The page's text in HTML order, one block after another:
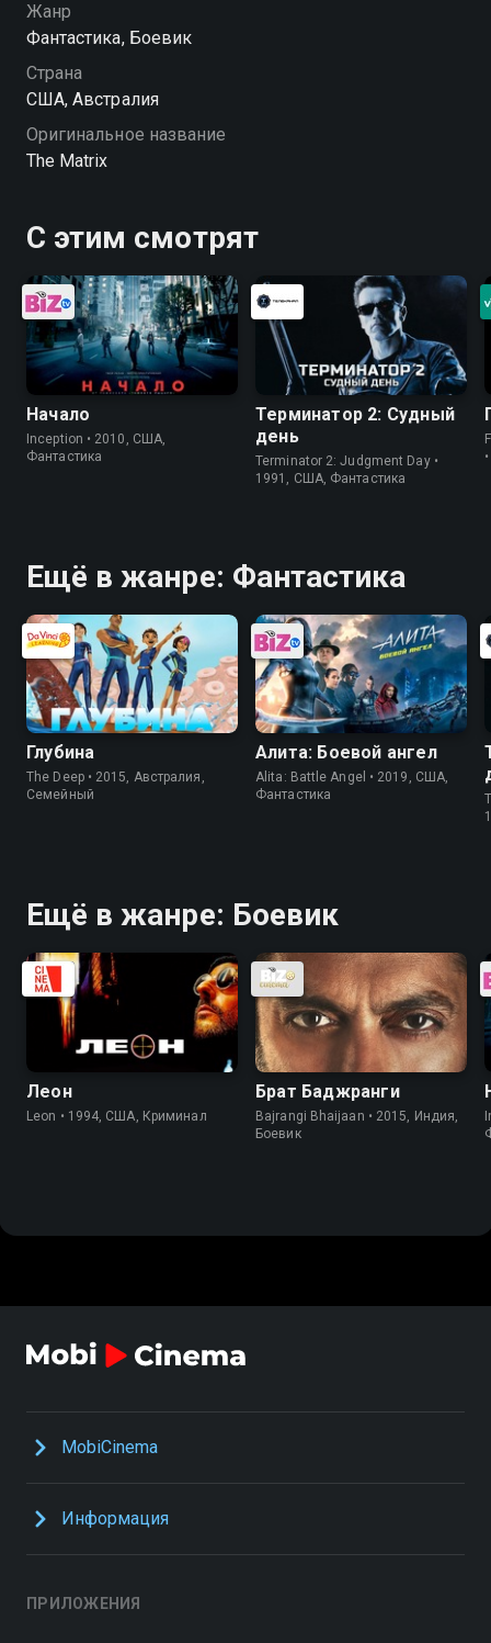
Жанр
Фантастика, Боевик
Страна
США, Австралия
Оригинальное название
The Matrix
С этим смотрят
Начало
Inception • 2010, США,
Фантастика
Терминатор 2: Судный
день
Terminator 2: Judgment Day •
1991, США, Фантастика
Ещё в жанре: Фантастика
Глубина
The Deep • 2015, Австралия,
Семейный
Алита: Боевой ангел
Alita: Battle Angel • 2019, США,
Фантастика
Ещё в жанре: Боевик
Леон
Leon • 1994, США, Криминал
Брат Баджранги
Bajrangi Bhaijaan • 2015, Индия,
Боевик
MobiCinema
Информация
ПРИЛОЖЕНИЯ